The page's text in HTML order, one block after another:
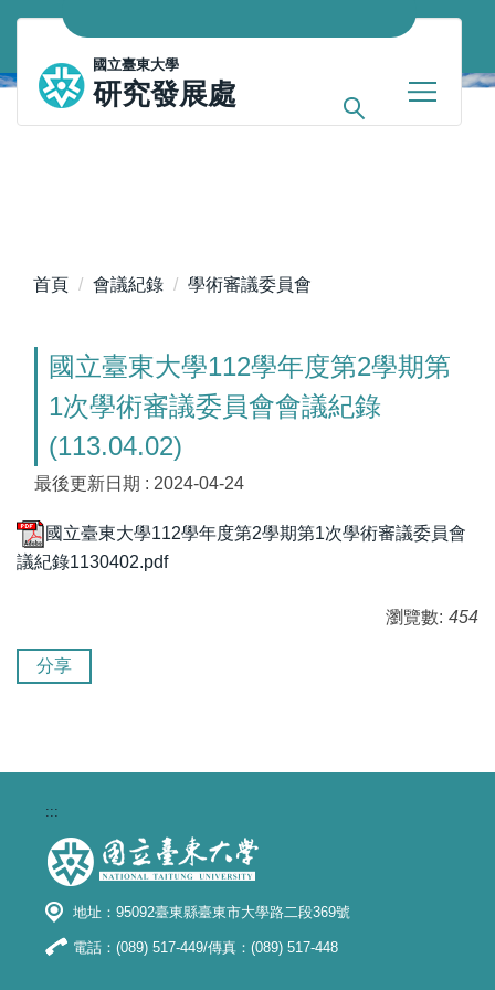
跳
主
內
國立臺東大學
研究發展處
首頁 會議紀錄 學術審議委員會
國立臺東大學112學年度第2學期第
1次學術審議委員會會議紀錄
(113.04.02)
最後更新日期 : 2024-04-24
國立臺東大學112學年度第2學期第1次學術審議委員會
議紀錄1130402.pdf
瀏覽數: 454
分享
:::
地址：95092臺東縣臺東市大學路二段369號
電話：(089) 517-449/傳真：(089) 517-448